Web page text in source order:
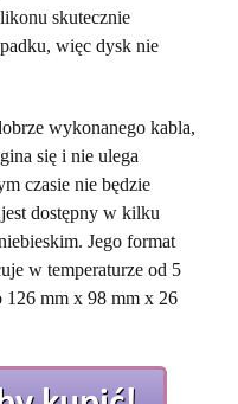
skutecznie
więc dysk nie
wykonanego kabla,
się i nie ulega
czasie nie będzie
dostępny w kilku
Jego format
w temperaturze od 5
126 mm x 98 mm x 26